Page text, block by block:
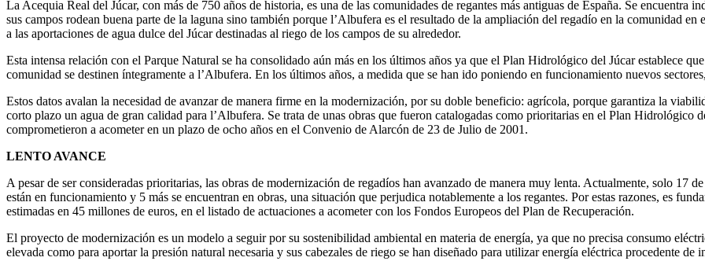
La Acequia Real del Júcar, con más de 750 años de historia, es una de las comunidades de regantes más antiguas de España. Se
sus campos rodean buena parte de la laguna sino también porque l’Albufera es el resultado de la ampliación del regadío en la comunidad
a las aportaciones de agua dulce del Júcar destinadas al riego de los campos de su alrededor.
Esta intensa relación con el Parque Natural se ha consolidado aún más en los últimos años ya que el Plan Hidrológico del Júcar establece
comunidad se destinen íntegramente a l’Albufera. En los últimos años, a medida que se han ido poniendo en funcionamiento nuevos
Estos datos avalan la necesidad de avanzar de manera firme en la modernización, por su doble beneficio: agrícola, porque garantiza la
corto plazo un agua de gran calidad para l’Albufera. Se trata de unas obras que fueron catalogadas como prioritarias en el Plan Hidrológico
comprometieron a acometer en un plazo de ocho años en el Convenio de Alarcón de 23 de Julio de 2001.
LENTO AVANCE
A pesar de ser consideradas prioritarias, las obras de modernización de regadíos han avanzado de manera muy lenta. Actualmente, solo 17
están en funcionamiento y 5 más se encuentran en obras, una situación que perjudica notablemente a los regantes. Por estas razones, es
estimadas en 45 millones de euros, en el listado de actuaciones a acometer con los Fondos Europeos del Plan de Recuperación.
El proyecto de modernización es un modelo a seguir por su sostenibilidad ambiental en materia de energía, ya que no precisa consumo
elevada como para aportar la presión natural necesaria y sus cabezales de riego se han diseñado para utilizar energía eléctrica procedente